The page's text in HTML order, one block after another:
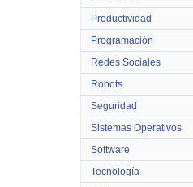
Productividad
Programación
Redes Sociales
Robots
Seguridad
Sistemas Operativos
Software
Tecnología